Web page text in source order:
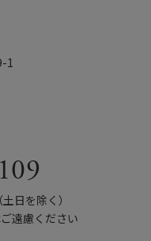
1
日を除く）
遠慮ください